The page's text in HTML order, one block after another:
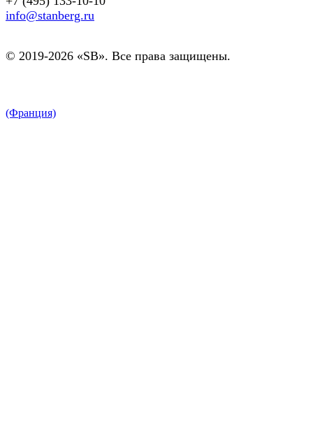
info@stanberg.ru
© 2019-2026 «SB». Все права защищены.